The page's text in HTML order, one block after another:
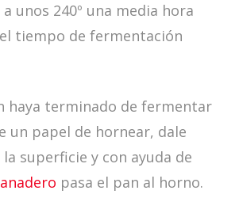
unos 240º una media hora
tiempo de fermentación
haya terminado de fermentar
un papel de hornear, dale
superficie y con ayuda de
pasa el pan al horno.